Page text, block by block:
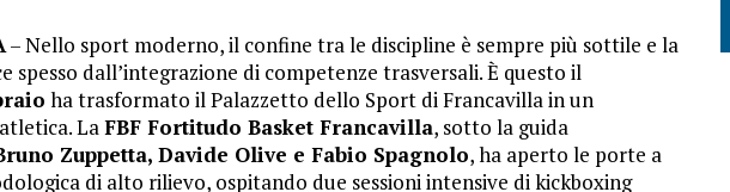
– Nello sport moderno, il confine tra le discipline è sempre più sottile e la
spesso dall’integrazione di competenze trasversali. È questo il
ha trasformato il Palazzetto dello Sport di Francavilla in un
LaFBF Fortitudo Basket Francavilla, sotto la guida
Zuppetta, Davide Olive e Fabio Spagnolo, ha aperto le porte a
di alto rilievo, ospitando due sessioni intensive di kickboxing